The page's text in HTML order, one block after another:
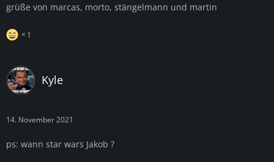
grüße von marcas, morto, stängelmann und martin
1
Kyle
14. November 2021
ps: wann star wars Jakob ?